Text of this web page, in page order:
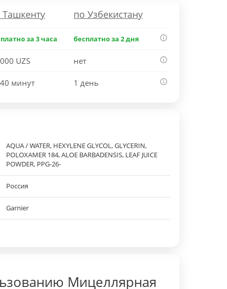
Ташкенту по Узбекистану
за 3 часа бесплатно за 2 дня
UZS нет
минут 1 день
AQUA / WATER, HEXYLENE GLYCOL, GLYCERIN,
POLOXAMER 184, ALOE BARBADENSIS, LEAF JUICE
POWDER, PPG-26-
Россия
Garnier
Мицеллярная